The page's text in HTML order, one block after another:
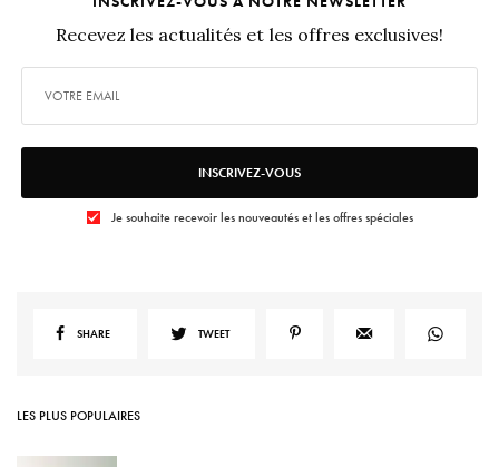
Recevez les actualités et les offres exclusives!
INSCRIVEZ-VOUS
Je souhaite recevoir les nouveautés et les offres spéciales
SHARE TWEET
LES PLUS POPULAIRES